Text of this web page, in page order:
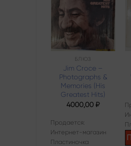
БЛЮЗ
Jim Croce –
Photographs &
Memories (His
Greatest Hits)
4000,00₽
Продается:
Интернет-магазин
Пластиночка